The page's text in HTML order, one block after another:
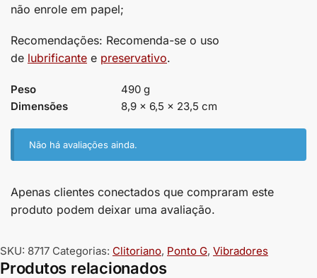
não enrole em papel;
Recomendações: Recomenda-se o uso
de lubrificante e preservativo.
Peso
490 g
Dimensões
8,9 × 6,5 × 23,5 cm
Não há avaliações ainda.
Apenas clientes conectados que compraram este
produto podem deixar uma avaliação.
SKU: 8717 Categorias: Clitoriano, Ponto G, Vibradores
Produtos relacionados